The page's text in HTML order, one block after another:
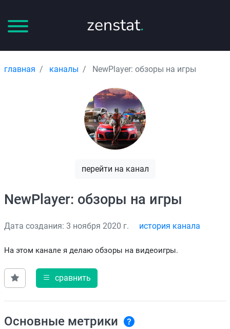
zenstat.
главная каналы NewPlayer: обзоры на игры
перейти на канал
NewPlayer: обзоры на игры
Дата создания: 3 ноября 2020 г. история канала
На этом канале я делаю обзоры на видеоигры.
сравнить
Основные метрики